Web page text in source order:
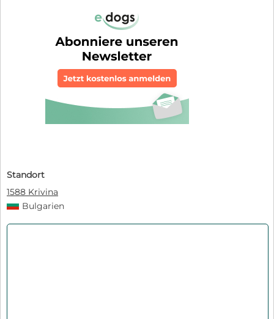
Standort
1588 Krivina
Bulgarien